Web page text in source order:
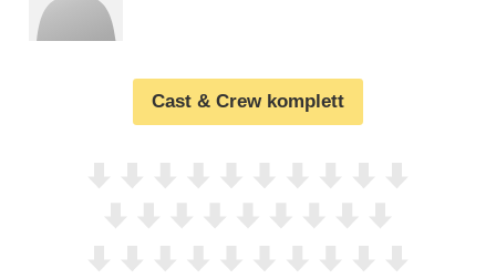
Cast & Crew komplett